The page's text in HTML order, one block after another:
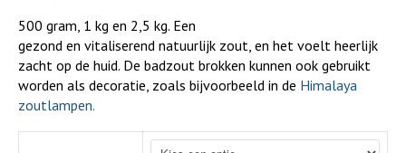
500 gram, 1 kg en 2,5 kg. Een
gezond en vitaliserend natuurlijk zout, en het voelt heerlijk
zacht op de huid. De badzout brokken kunnen ook gebruikt
worden als decoratie, zoals bijvoorbeeld in de Himalaya
zoutlampen.